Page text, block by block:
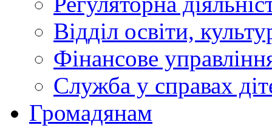
Відділ освіти,
Фінансове
Служба у справах
Громадянам